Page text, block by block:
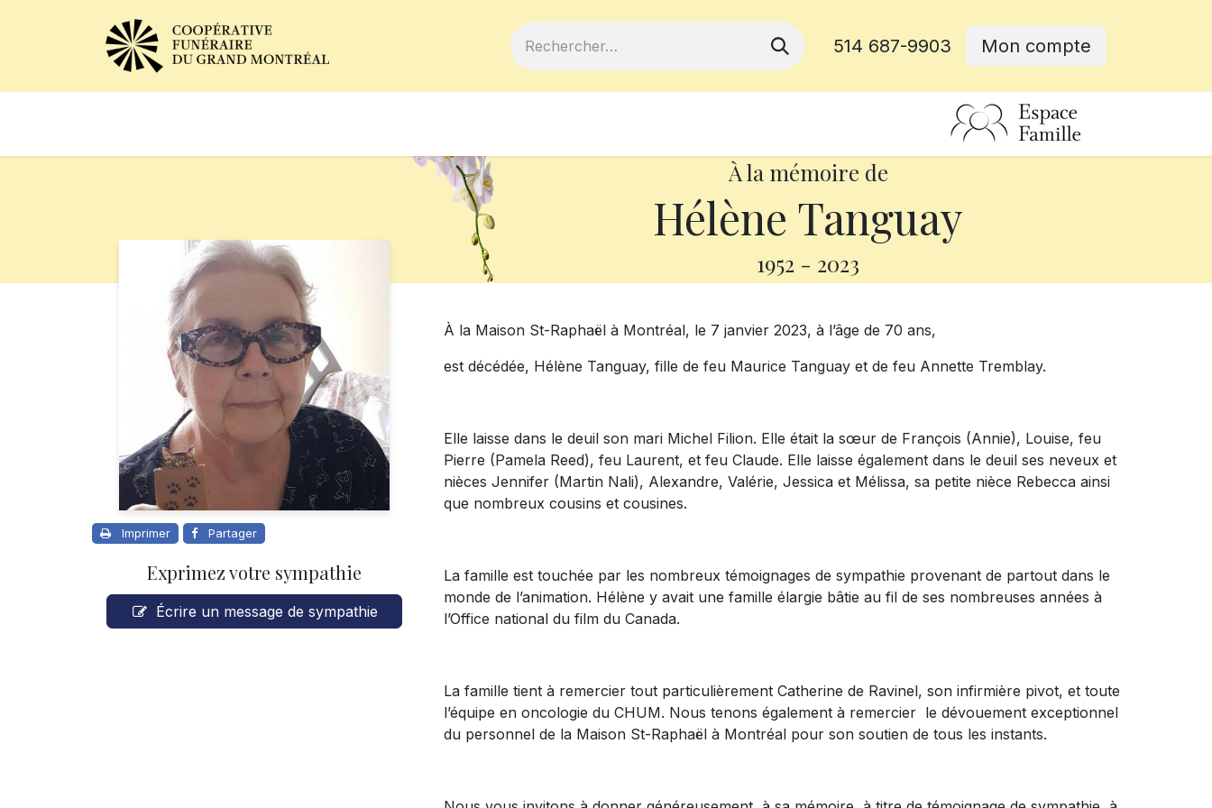
514 687-9903 Mon compte
À la mémoire de
Hélène Tanguay
1952 - 2023
Imprimer Partager
Exprimez votre sympathie
Écrire un message de sympathie
À la Maison St-Raphaël à Montréal, le 7 janvier 2023, à l’âge de 70 ans,
est décédée, Hélène Tanguay, fille de feu Maurice Tanguay et de feu Annette Tremblay.
Elle laisse dans le deuil son mari Michel Filion. Elle était la sœur de François (Annie), Louise, feu
Pierre (Pamela Reed), feu Laurent, et feu Claude. Elle laisse également dans le deuil ses neveux et
nièces Jennifer (Martin Nali), Alexandre, Valérie, Jessica et Mélissa, sa petite nièce Rebecca ainsi
que nombreux cousins et cousines.
La famille est touchée par les nombreux témoignages de sympathie provenant de partout dans le
monde de l’animation. Hélène y avait une famille élargie bâtie au fil de ses nombreuses années à
l’Office national du film du Canada.
La famille tient à remercier tout particulièrement Catherine de Ravinel, son infirmière pivot, et toute
l’équipe en oncologie du CHUM. Nous tenons également à remercier le dévouement exceptionnel
du personnel de la Maison St-Raphaël à Montréal pour son soutien de tous les instants.